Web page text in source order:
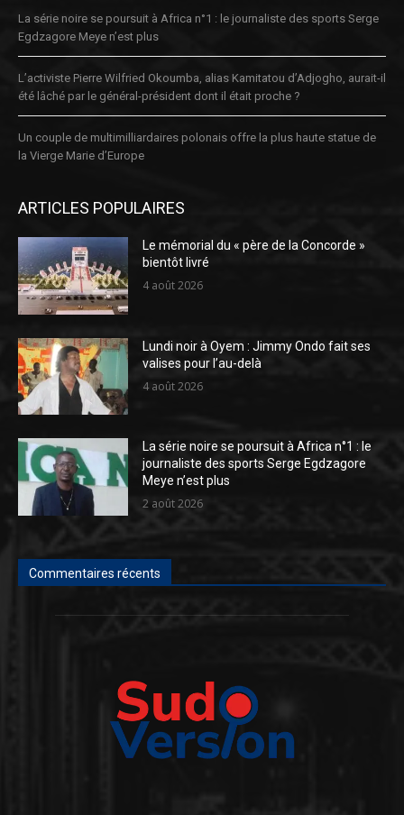
La série noire se poursuit à Africa n°1 : le journaliste des sports Serge
Egdzagore Meye n’est plus
L’activiste Pierre Wilfried Okoumba, alias Kamitatou d’Adjogho, aurait-il
été lâché par le général-président dont il était proche ?
Un couple de multimilliardaires polonais offre la plus haute statue de
la Vierge Marie d’Europe
ARTICLES POPULAIRES
Le mémorial du « père de la Concorde »
bientôt livré
4 août 2026
Lundi noir à Oyem : Jimmy Ondo fait ses
valises pour l’au-delà
4 août 2026
La série noire se poursuit à Africa n°1 : le
journaliste des sports Serge Egdzagore
Meye n’est plus
2 août 2026
Commentaires récents